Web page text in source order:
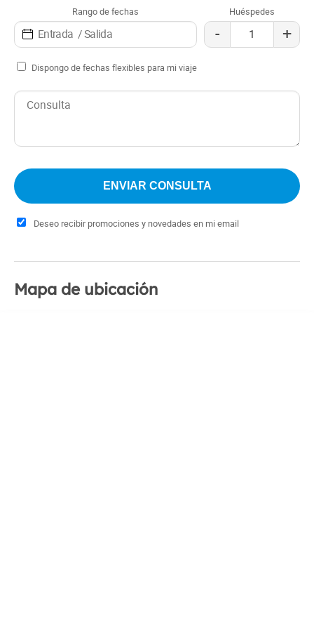
Rango de fechas Huéspedes
- +
Dispongo de fechas flexibles para mi viaje
Deseo recibir promociones y novedades en mi email
Mapa de ubicación